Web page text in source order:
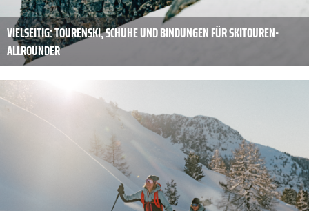
VIELSEITIG: TOURENSKI, SCHUHE UND BINDUNGEN FÜR SKITOUREN-
ALLROUNDER